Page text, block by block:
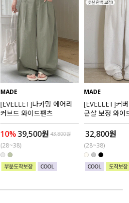
COMMUNITY
익스클루시브
아우터
니트
블라우스
MADE
[EVELLET]나카밍 에어리
커브드 와이드팬츠
10%39,500원 43,800원
(28~38)
MADE
[EVELLET]커
군살 보정 와이
32,800원
(28~38)